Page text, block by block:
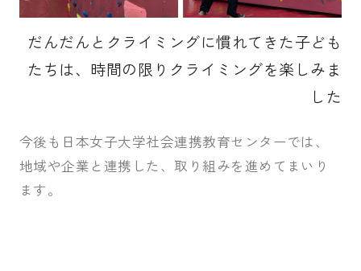
だんだんとクライミングに慣れてきた子ども
たちは、時間の限りクライミングを楽しみま
した
今後も日本女子大学社会連携教育センターでは、
地域や企業と連携した、取り組みを進めてまいり
ます。